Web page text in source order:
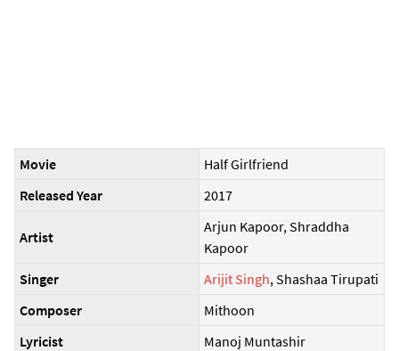
Movie
Half Girlfriend
Released Year
2017
Artist
Arjun Kapoor, Shraddha
Kapoor
Singer
Arijit Singh, Shashaa Tirupati
Composer
Mithoon
Lyricist
Manoj Muntashir